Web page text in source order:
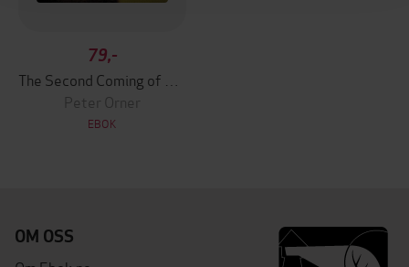
79,-
Peter Orner
EBOK
OM OSS